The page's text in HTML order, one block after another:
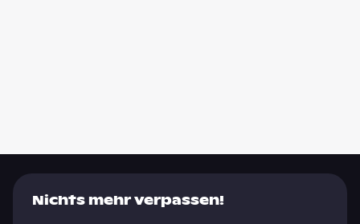
Nichts mehr verpassen!